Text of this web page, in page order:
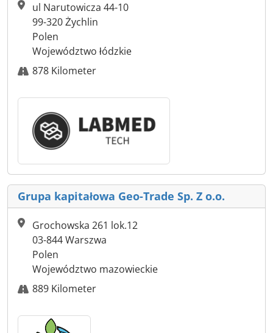
ul Narutowicza 44-10
99-320 Żychlin
Polen
Województwo łódzkie
878 Kilometer
Grupa kapitałowa Geo-Trade Sp. Z o.o.
Grochowska 261 lok.12
03-844 Warszwa
Polen
Województwo mazowieckie
889 Kilometer